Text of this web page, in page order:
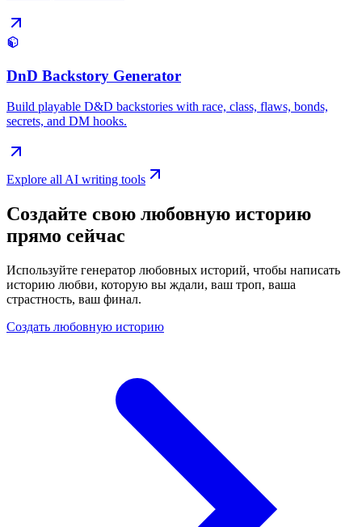
DnD Backstory Generator
Build playable D&D backstories with race, class, flaws, bonds,
secrets, and DM hooks.
Explore all AI writing tools
Создайте свою любовную историю
прямо сейчас
Используйте генератор любовных историй, чтобы написать
историю любви, которую вы ждали, ваш троп, ваша
страстность, ваш финал.
Создать любовную историю